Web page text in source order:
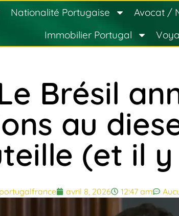
Nationalité Portugaise Avocat /
Immobilier Portugal
Brésil
au
(et il
portugalfrance avril 8, 2026 12:47 am